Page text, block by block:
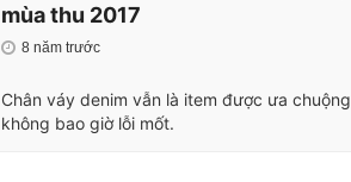
mùa thu 2017
8 năm trước
Chân váy denim vẫn là item được ưa chuộng
không bao giờ lỗi mốt.